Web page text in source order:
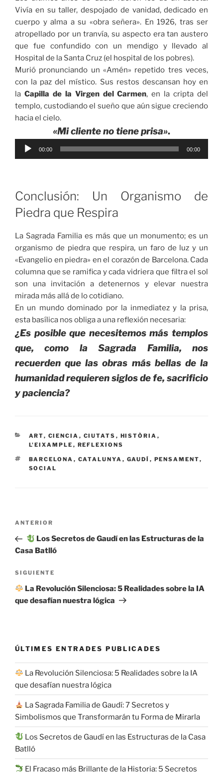
Vivía en su taller, despojado de vanidad, dedicado en
cuerpo y alma a su «obra señera». En 1926, tras ser
atropellado por un tranvía, su aspecto era tan austero
que fue confundido con un mendigo y llevado al
Hospital de la Santa Cruz (el hospital de los pobres).
Murió pronunciando un «Amén» repetido tres veces,
con la paz del místico. Sus restos descansan hoy en
la Capilla de la Virgen del Carmen, en la cripta del
templo, custodiando el sueño que aún sigue creciendo
hacia el cielo.
«Mi cliente no tiene prisa».
Reproductor
00:00 00:00
Conclusión: Un Organismo de
Piedra que Respira
La Sagrada Familia es más que un monumento; es un
organismo de piedra que respira, un faro de luz y un
«Evangelio en piedra» en el corazón de Barcelona. Cada
columna que se ramifica y cada vidriera que filtra el sol
son una invitación a detenernos y elevar nuestra
mirada más allá de lo cotidiano.
En un mundo dominado por la inmediatez y la prisa,
esta basílica nos obliga a una reflexión necesaria:
¿Es posible que necesitemos más templos
que, como la Sagrada Familia, nos
recuerden que las obras más bellas de la
humanidad requieren siglos de fe, sacrificio
y paciencia?
CATEGORÍAS
ART, CIENCIA , CIUTATS , HISTÒRIA ,
L'EIXAMPLE , REFLEXIONS
ETIQUETAS
BARCELONA , CATALUNYA , GAUDÍ , PENSAMENT,
SOCIAL
Navegación
entradas
Entrada
anterior:
ANTERIOR
Los Secretos de Gaudí en las Estructuras de la
Casa Batlló
Siguiente
entrada
SIGUIENTE
La Revolución Silenciosa: 5 Realidades sobre la IA
que desafían nuestra lógica
ÚLTIMES ENTRADES PUBLICADES
La Revolución Silenciosa: 5 Realidades sobre la IA
que desafían nuestra lógica
La Sagrada Familia de Gaudí: 7 Secretos y
Simbolismos que Transformarán tu Forma de Mirarla
Los Secretos de Gaudí en las Estructuras de la Casa
Batlló
El Fracaso más Brillante de la Historia: 5 Secretos